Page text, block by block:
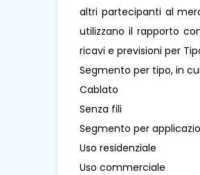
altri partecipanti al
utilizzano il rapporto
ricavi e previsioni per
Segmento per tipo, in
Cablato
Senza fili
Segmento per
Uso residenziale
Uso commerciale